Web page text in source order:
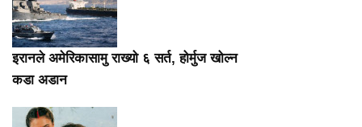
इरानले अमेरिकासामु राख्यो ६ सर्त, होर्मुज खोल्न
कडा अडान